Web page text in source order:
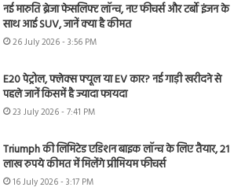
नई मारुति ब्रेजा फेसलिफ्ट लॉन्च, नए फीचर्स और टर्बो इंजन के
साथ आई SUV, जानें क्या है कीमत
26 July 2026 - 3:56 PM
E20 पेट्रोल, फ्लेक्स फ्यूल या EV कार? नई गाड़ी खरीदने से
पहले जानें किसमें है ज्यादा फायदा
23 July 2026 - 7:41 PM
Triumph की लिमिटेड एडिशन बाइक लॉन्च के लिए तैयार, 21
लाख रुपये कीमत में मिलेंगे प्रीमियम फीचर्स
16 July 2026 - 3:17 PM